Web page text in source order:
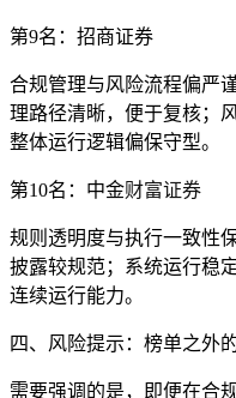
第9名：招商证券
合规管理与风险流程偏严
理路径清晰，便于复核；
整体运行逻辑偏保守型。
第10名：中金财富证券
规则透明度与执行一致性
披露较规范；系统运行稳
连续运行能力。
四、风险提示：榜单之外
需要强调的是，即便在合